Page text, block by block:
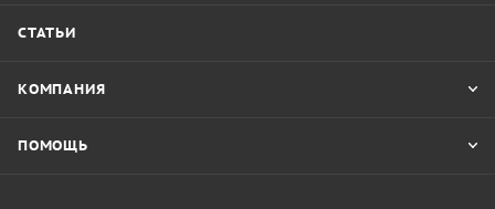
СТАТЬИ
КОМПАНИЯ
ПОМОЩЬ